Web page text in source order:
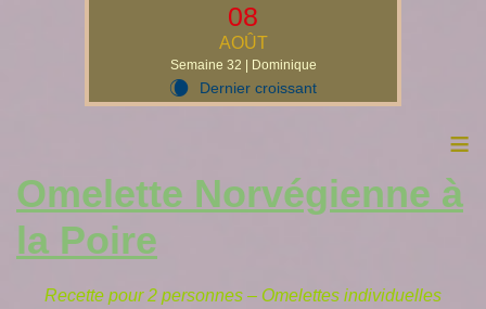
08
AOÛT
Semaine 32 | Dominique
W Dernier croissant
≡
Omelette Norvégienne à
la Poire
Recette pour 2 personnes – Omelettes individuelles